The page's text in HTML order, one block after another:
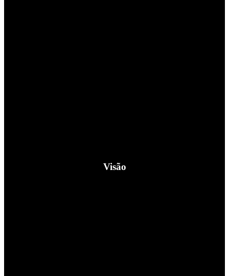
Visão